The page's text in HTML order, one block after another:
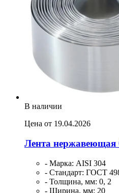
В наличии
Цена от 19.04.2026
Лента
- Марка: AISI 304
- Стандарт: ГОСТ
- Толщина, мм: 0, 2
- Ширина, мм: 20